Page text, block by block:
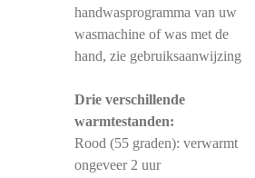
handwasprogramma van uw
wasmachine of was met de
hand, zie gebruiksaanwijzing
Drie verschillende
warmtestanden:
Rood (55 graden): verwarmt
ongeveer 2 uur